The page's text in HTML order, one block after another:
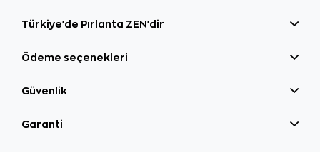
Türkiye'de Pırlanta ZEN'dir
Ödeme seçenekleri
Güvenlik
Garanti